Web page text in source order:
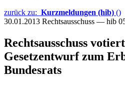
zurück zu: Kurzmeldungen (hib) ()
30.01.2013 Rechtsausschuss — hib
Rechtsausschuss
Gesetzentwurf zum
Bundesrats